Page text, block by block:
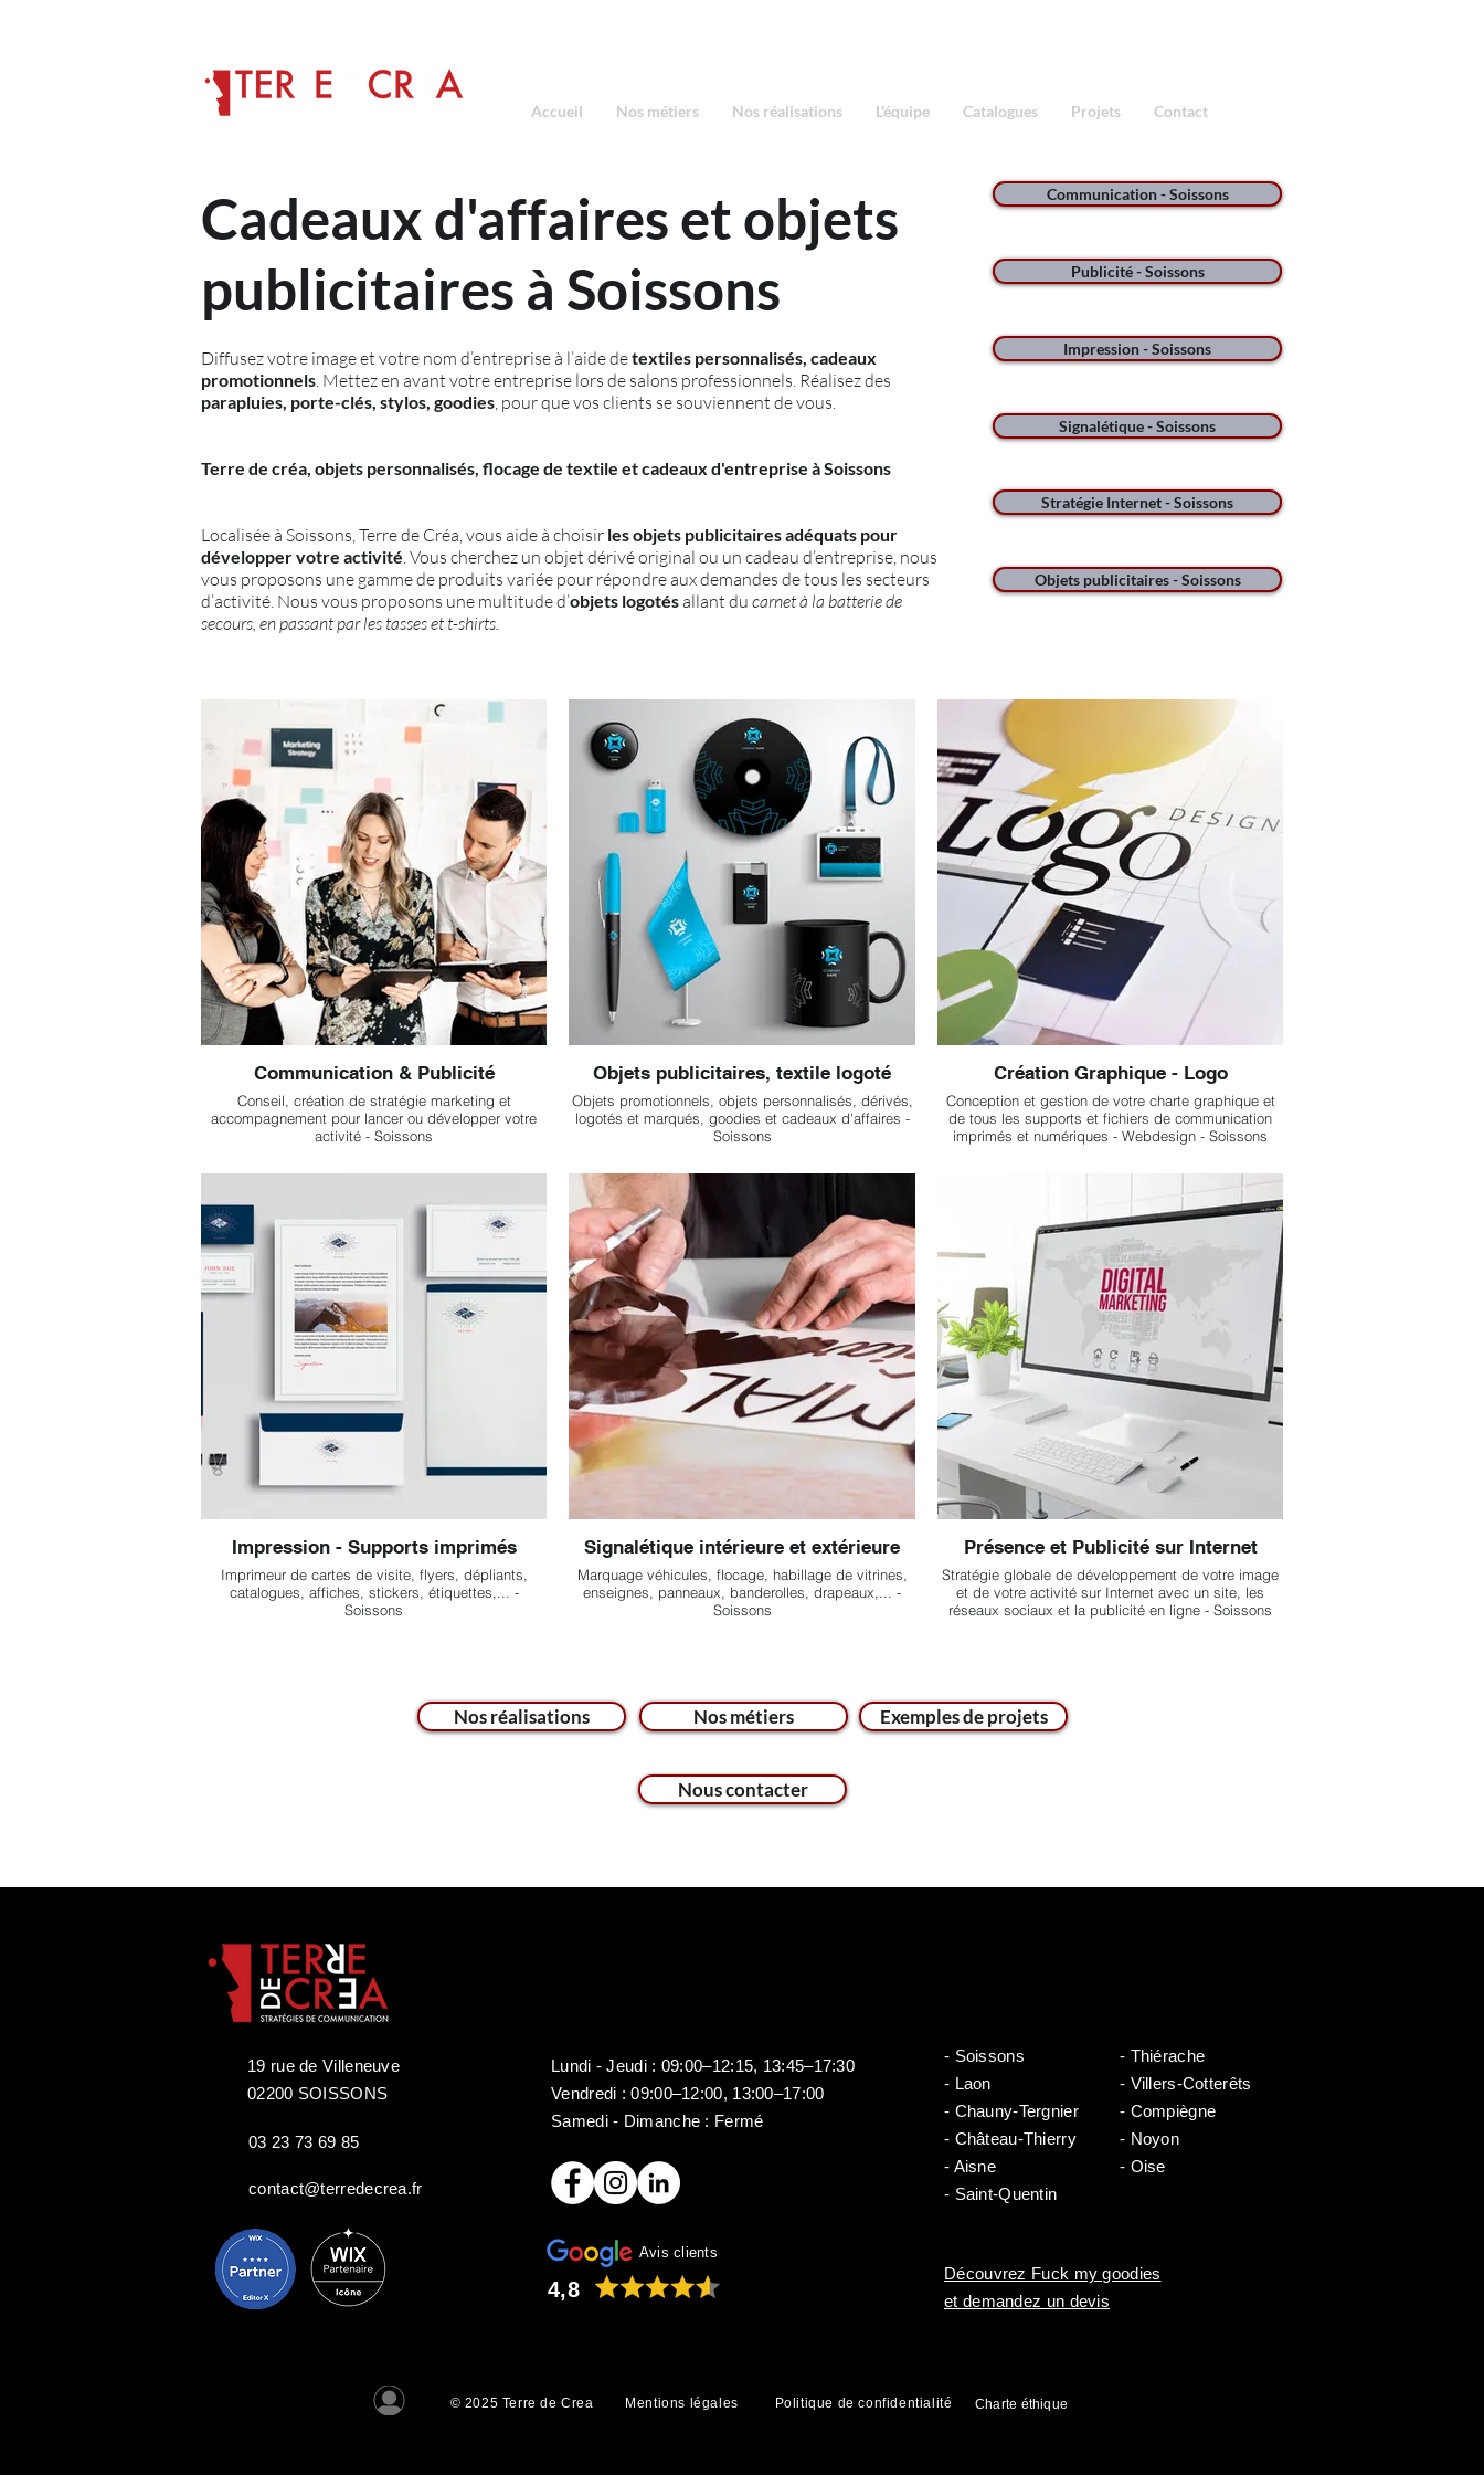
Accueil Nos métiers Nos réalisations L'équipe Catalogues Projets Contact
Cadeaux d'affaires et objets
publicitaires à Soissons
Diffusez votre image et votre nom d’entreprise à l’aide detextiles personnalisés, cadeaux
promotionnels. Mettez en avant votre entreprise lors de salons professionnels. Réalisez des
parapluies, porte-clés, stylos, goodies, pour que vos clients se souviennent de vous.
Terre de créa, objets personnalisés, flocage de textile et cadeaux d'entreprise à Soissons
Localisée à Soissons, Terre de Créa, vous aide à choisir les objets publicitaires adéquats pour
développer votre activité. Vous cherchez un objet dérivé original ou un cadeau d’entreprise, nous
vous proposons une gamme de produits variée pour répondre aux demandes de tous les secteurs
d’activité. Nous vous proposons une multitude d’objets logotés allant du carnet à la batterie de
secours, en passant par les tasses et t-shirts.
Communication - Soissons
Publicité - Soissons
Impression - Soissons
Signalétique - Soissons
Stratégie Internet - Soissons
Objets publicitaires - Soissons
Communication & Publicité
Conseil, création de stratégie marketing et
accompagnement pour lancer ou développer votre
activité - Soissons
Objets publicitaires, textile logoté
Objets promotionnels, objets personnalisés, dérivés,
logotés et marqués, goodies et cadeaux d'affaires -
Soissons
Création Graphique - Logo
Conception et gestion de votre charte graphique et
de tous les supports et fichiers de communication
imprimés et numériques - Webdesign - Soissons
Impression - Supports imprimés
Imprimeur de cartes de visite, flyers, dépliants,
catalogues, affiches, stickers, étiquettes,... -
Soissons
Signalétique intérieure et extérieure
Marquage véhicules, flocage, habillage de vitrines,
enseignes, panneaux, banderolles, drapeaux,... -
Soissons
Présence et Publicité sur Internet
Stratégie globale de développement de votre image
et de votre activité sur Internet avec un site, les
réseaux sociaux et la publicité en ligne - Soissons
Nos réalisations Nos métiers Exemples de projets
Nous contacter
19 rue de Villeneuve
02200 SOISSONS
03 23 73 69 85
contact@terredecrea.fr
Lundi - Jeudi : 09:00–12:15, 13:45–17:30
​​Vendredi : 09:00–12:00, 13:00–17:00
Samedi - Dimanche : Fermé
Avis clients
4,8
- Soissons
- Laon
- Chauny-Tergnier
- Château-Thierry
- Aisne
- Saint-Quentin
- Thiérache
- Villers-Cotterêts
- Compiègne
- Noyon
- Oise
Découvrez Fuck my goodies
et demandez un devis
© 2025 Terre de Crea Mentions légales Politique de confidentialité Charte éthique